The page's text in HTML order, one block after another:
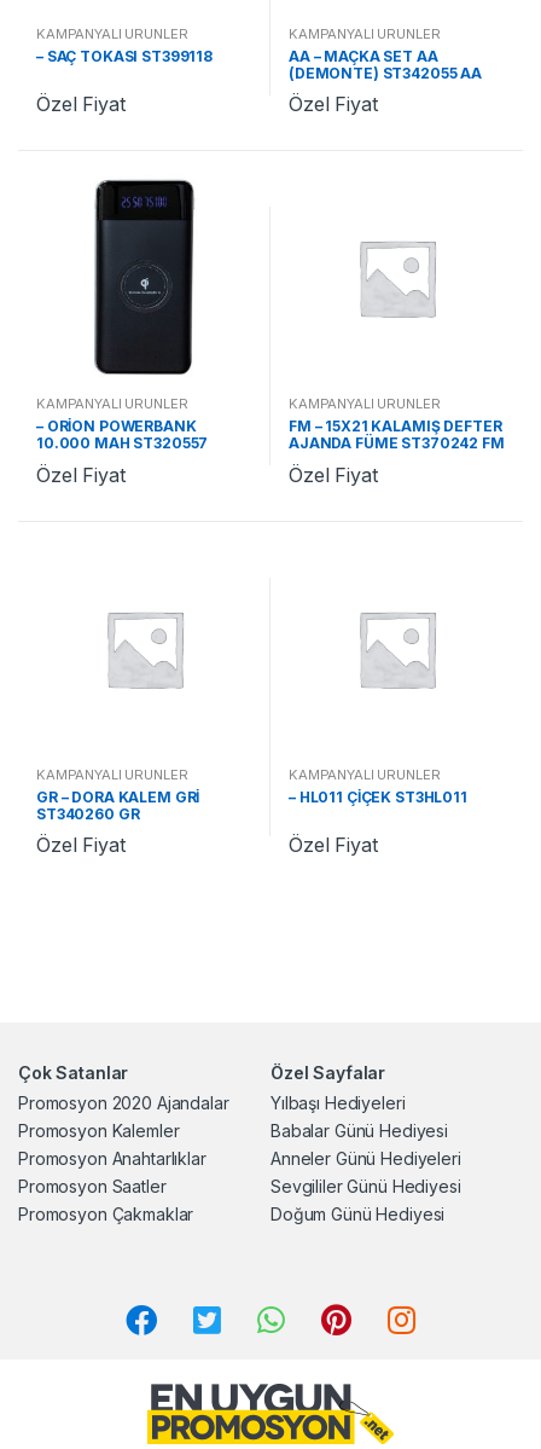
KAMPANYALI ÜRÜNLER
– SAÇ TOKASI ST399118
Özel Fiyat
KAMPANYALI ÜRÜNLER
AA – MAÇKA SET AA
(DEMONTE) ST342055 AA
Özel Fiyat
KAMPANYALI ÜRÜNLER
– ORİON POWERBANK
10.000 MAH ST320557
Özel Fiyat
KAMPANYALI ÜRÜNLER
FM – 15X21 KALAMIŞ DEFTER
AJANDA FÜME ST370242 FM
Özel Fiyat
KAMPANYALI ÜRÜNLER
GR – DORA KALEM GRİ
ST340260 GR
Özel Fiyat
KAMPANYALI ÜRÜNLER
– HL011 ÇİÇEK ST3HL011
Özel Fiyat
Çok Satanlar
Promosyon 2020 Ajandalar
Promosyon Kalemler
Promosyon Anahtarlıklar
Promosyon Saatler
Promosyon Çakmaklar
Özel Sayfalar
Yılbaşı Hediyeleri
Babalar Günü Hediyesi
Anneler Günü Hediyeleri
Sevgililer Günü Hediyesi
Doğum Günü Hediyesi